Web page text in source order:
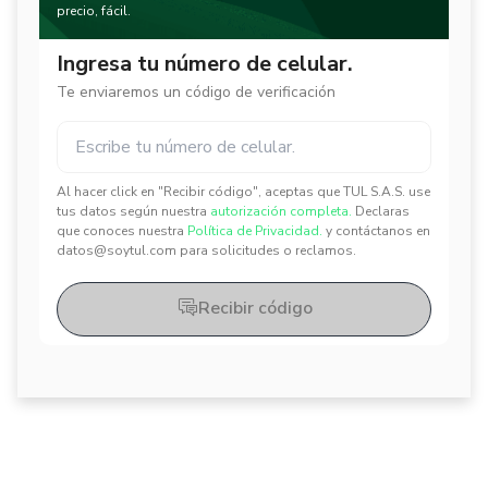
precio, fácil.
Ingresa tu número de celular.
Te enviaremos un código de verificación
Al hacer click en "Recibir código", aceptas que TUL S.A.S. use
tus datos según nuestra autorización completa. Declaras
que conoces nuestra Política de Privacidad. y contáctanos en
datos@soytul.com para solicitudes o reclamos.
✕
✕
Recibir código